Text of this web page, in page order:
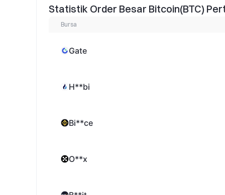
Statistik Order Besar Bitcoin(BTC)
Bursa
Gate
H**bi
Bi**ce
O**x